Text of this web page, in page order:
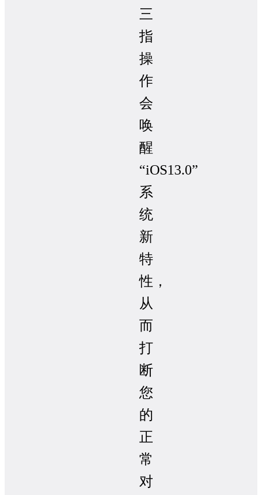
三
指
操
作
会
唤
醒
“iOS13.0”
系
统
新
特
性，
从
而
打
断
您
的
正
常
对